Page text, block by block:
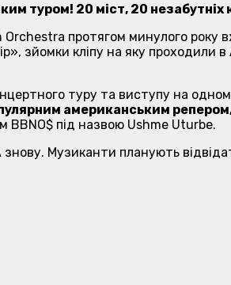
туром! 20 міст, 20 незабутніх
протягом минулого
зйомки кліпу на яку проходили
туру та виступу на
американським
BBNO$ під назвою Ushme Uturbe.
Музиканти планують